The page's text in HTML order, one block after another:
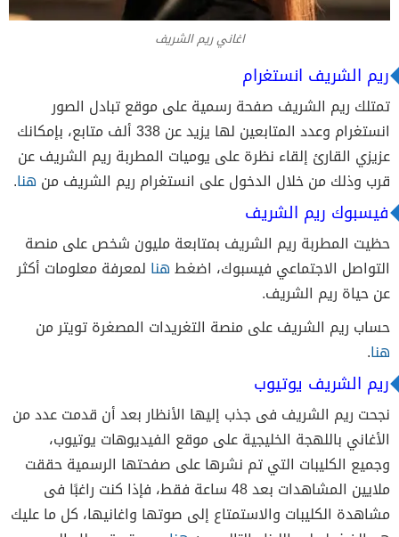
اغاني ريم الشريف
ريم الشريف انستغرام
تمتلك ريم الشريف صفحة رسمية على موقع تبادل الصور
انستغرام وعدد المتابعين لها يزيد عن 338 ألف متابع، بإمكانك
عزيزي القارئ إلقاء نظرة على يوميات المطربة ريم الشريف عن
قرب وذلك من خلال الدخول على انستغرام ريم الشريف من هنا.
فيسبوك ريم الشريف
حظيت المطربة ريم الشريف بمتابعة مليون شخص على منصة
التواصل الاجتماعي فيسبوك، اضغطهنا لمعرفة معلومات أكثر
عن حياة ريم الشريف.
حساب ريم الشريف على منصة التغريدات المصغرة تويتر من
هنا.
ريم الشريف يوتيوب
نجحت ريم الشريف فى جذب إليها الأنظار بعد أن قدمت عدد من
الأغاني باللهجة الخليجية على موقع الفيديوهات يوتيوب،
وجميع الكليبات التي تم نشرها على صفحتها الرسمية حققت
ملايين المشاهدات بعد 48 ساعة فقط، فإذا كنت راغبًا فى
مشاهدة الكليبات والاستمتاع إلى صوتها واغانيها، كل ما عليك